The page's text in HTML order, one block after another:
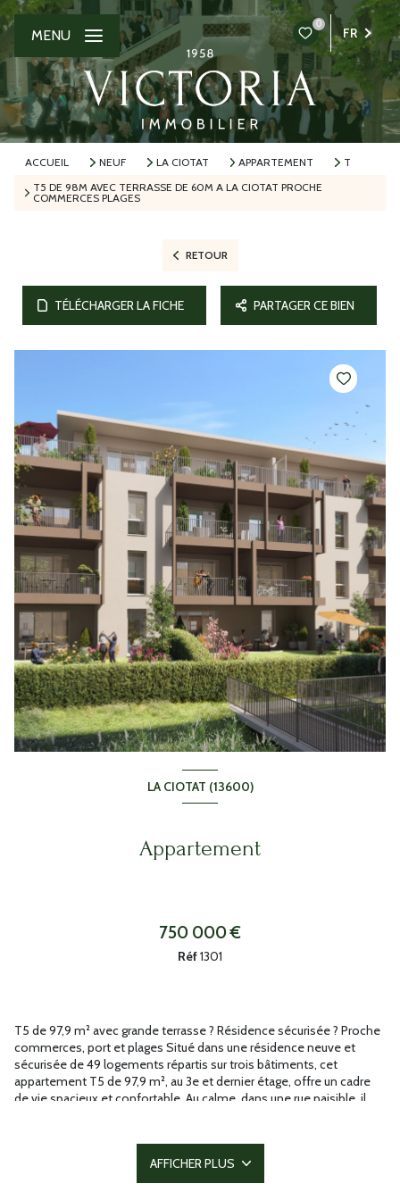
0
FR
MENU
ACCUEIL NEUF LA CIOTAT APPARTEMENT
T
T5 DE 98M AVEC TERRASSE DE 60M A LA CIOTAT PROCHE
COMMERCES PLAGES
RETOUR
TÉLÉCHARGER LA FICHE PARTAGER CE BIEN
LA CIOTAT (13600)
Appartement
750 000 €
Réf1301
T5 de 97,9 m² avec grande terrasse ? Résidence sécurisée ? Proche
commerces, port et plages Situé dans une résidence neuve et
sécurisée de 49 logements répartis sur trois bâtiments, cet
appartement T5 de 97,9 m², au 3e et dernier étage, offre un cadre
de vie spacieux et confortable. Au calme, dans une rue paisible, il
pied. L?espace de vie se compose d?un salon-séjour de 30 m²,
lumineux et convivial, qui s?ouvre sur une grande terrasse de 60,5
m² exposée sud et ouest, parfaite pour profiter du soleil. L?
AFFICHER PLUS